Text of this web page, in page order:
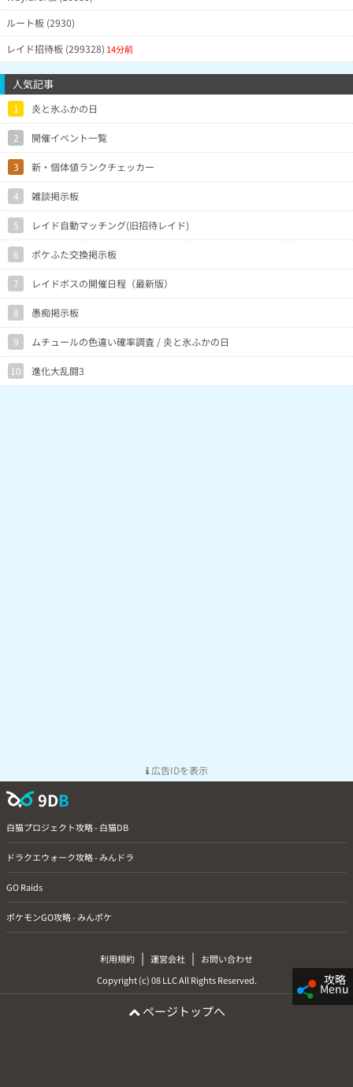
攻略
Menu
ルート板 (2930)
レイド招待板 (299328) 14分前
人気記事
1 炎と氷ふかの日
2 開催イベント一覧
3 新・個体値ランクチェッカー
4 雑談掲示板
5 レイド自動マッチング(旧招待レイド)
6 ポケふた交換掲示板
7 レイドボスの開催日程（最新版）
8 愚痴掲示板
9 ムチュールの色違い確率調査 / 炎と氷ふかの日
10 進化大乱闘3
広告IDを表示
9DB
白猫プロジェクト攻略 - 白猫DB
ドラクエウォーク攻略 - みんドラ
GO Raids
ポケモンGO攻略 - みんポケ
利用規約 | 運営会社 |
お問い合わせ
Copyright (c) 08 LLC All Rights Reserved.
ページトップへ